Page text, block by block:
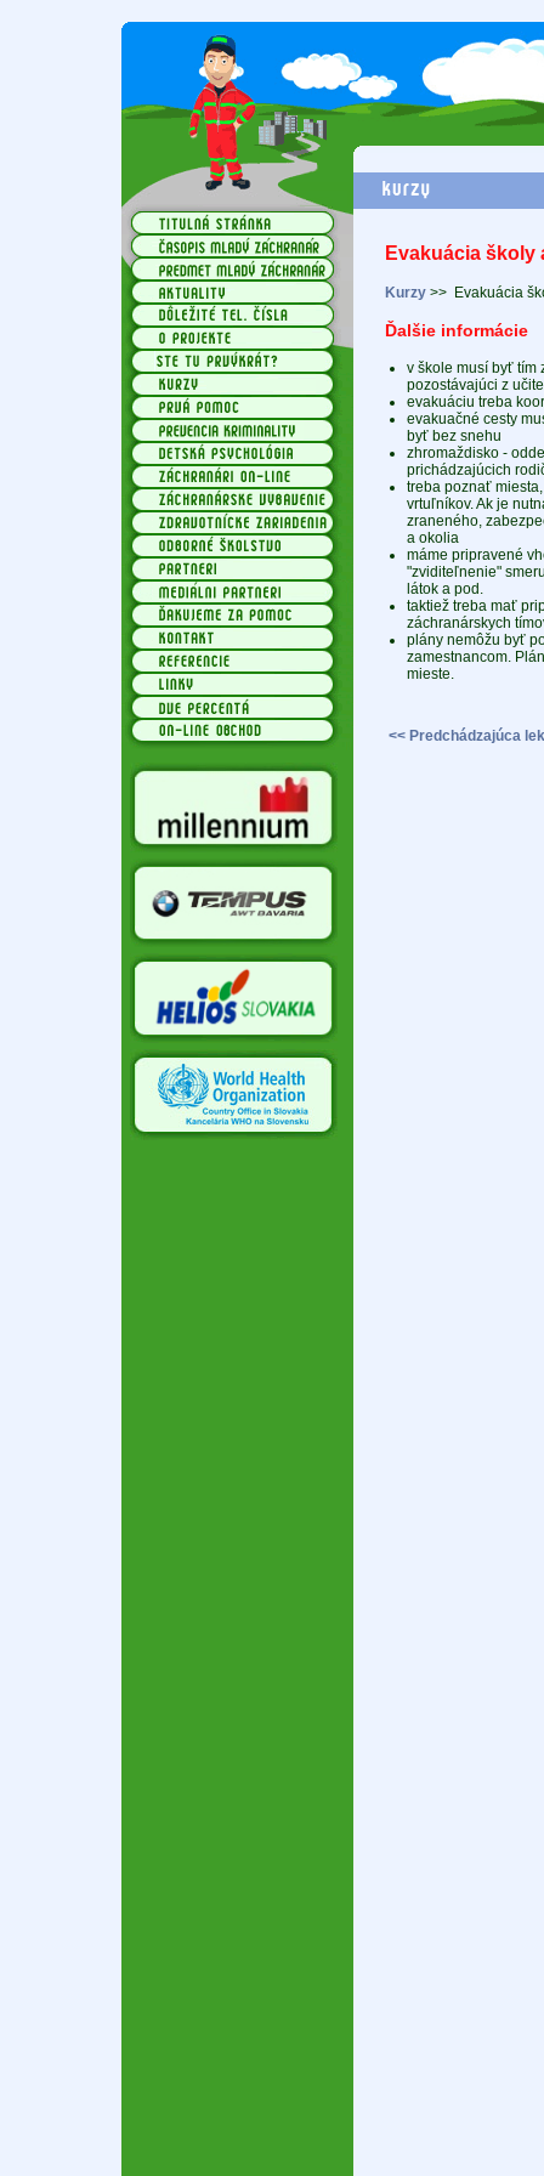
Evakuácia školy
Kurzy>> Evakuácia
Ďalšie informácie
v škole musí byť tím
pozostávajúci z
evakuáciu treba
evakuačné cesty
byť bez snehu
zhromaždisko -
prichádzajúcich
treba poznať
vrtuľníkov. Ak je
zraneného,
a okolia
máme pripravené
"zviditeľnenie"
látok a pod.
taktiež treba mať
záchranárskych
plány nemôžu byť
zamestnancom.
mieste.
<< Predchádzajúca